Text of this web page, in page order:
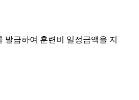
발급하여 훈련비 일정금액을 지